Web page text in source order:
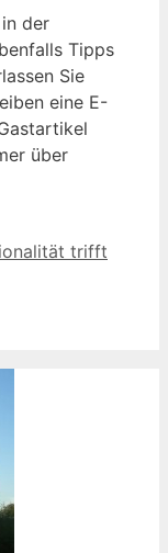
der
Tipps
Sie
eine E-
über
trifft